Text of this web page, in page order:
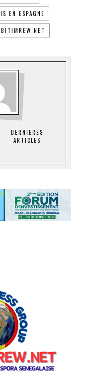
EN ESPAGNE
DERNIERES
ARTICLES